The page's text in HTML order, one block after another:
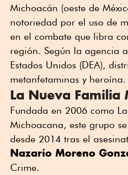
Michoacán (oeste de
notoriedad por el uso de
en el combate que libra
región. Según la agencia
Estados Unidos (DEA),
metanfetaminas y heroína.
La Nueva Familia
Fundada en 2006 como
Michoacana, este grupo
desde 2014 tras el
Nazario Moreno
Crime.